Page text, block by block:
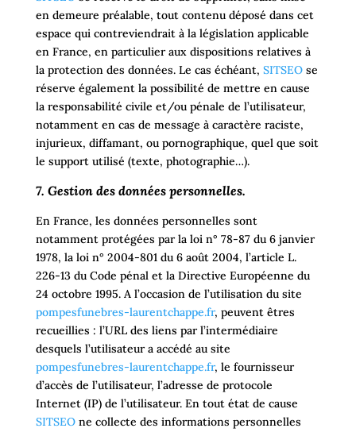
en demeure préalable, tout contenu déposé dans cet
espace qui contreviendrait à la législation applicable
en France, en particulier aux dispositions relatives à
la protection des données. Le cas échéant, SITSEOse
réserve également la possibilité de mettre en cause
la responsabilité civile et/ou pénale de l’utilisateur,
notamment en cas de message à caractère raciste,
injurieux, diffamant, ou pornographique, quel que soit
le support utilisé (texte, photographie…).
7. Gestion des données personnelles.
En France, les données personnelles sont
notamment protégées par la loi n° 78-87 du 6 janvier
1978, la loi n° 2004-801 du 6 août 2004, l’article L.
226-13 du Code pénal et la Directive Européenne du
24 octobre 1995. A l’occasion de l’utilisation du site
pompesfunebres-laurentchappe.fr, peuvent êtres
recueillies : l’URL des liens par l’intermédiaire
desquels l’utilisateur a accédé au site
pompesfunebres-laurentchappe.fr, le fournisseur
d’accès de l’utilisateur, l’adresse de protocole
Internet (IP) de l’utilisateur. En tout état de cause
SITSEOne collecte des informations personnelles